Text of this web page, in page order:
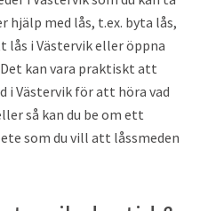
hjälp med lås, t.ex. byta lås,
i Västervik eller öppna
kan vara praktiskt att
i Västervik för att höra vad
så kan du be om ett
som du vill att låssmeden